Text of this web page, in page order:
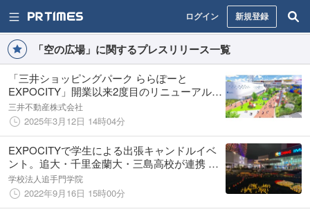
ログイン 新規登録
「空の広場」に関するプレスリリース一覧
「三井ショッピングパーク ららぽーと
EXPOCITY」開業以来2度目のリニューアル
関西初出店1店舗、大阪初出店1店舗と新業態2
店舗含む新規・改装 計31店舗が3月27日
（木）より順次オープン
三井不動産株式会社
2025年3月12日 14時04分
EXPOCITYで学生による出張キャンドルイベ
ント。追大・千里金蘭大・三島高校が連携 広
がるキャンドルの輪
学校法人追手門学院
2022年9月16日 15時00分